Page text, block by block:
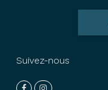
Suivez-nous